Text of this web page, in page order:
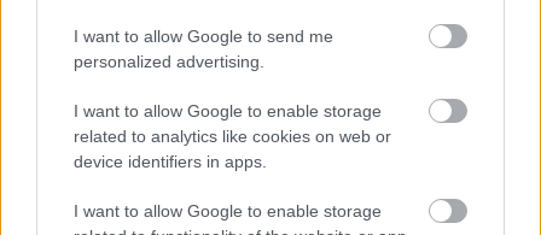
I want to allow Google to send me
personalized advertising.
I want to allow Google to enable storage
related to analytics like cookies on web or
device identifiers in apps.
I want to allow Google to enable storage
Najnovšie príspevky